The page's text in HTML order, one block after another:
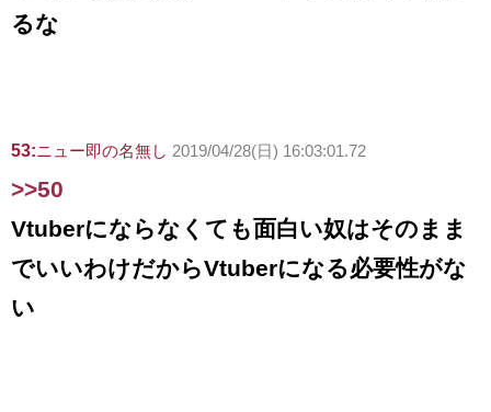
るな
53:ニュー即の名無し 2019/04/28(日) 16:03:01.72
>>50
Vtuberにならなくても面白い奴はそのまま
でいいわけだからVtuberになる必要性がな
い